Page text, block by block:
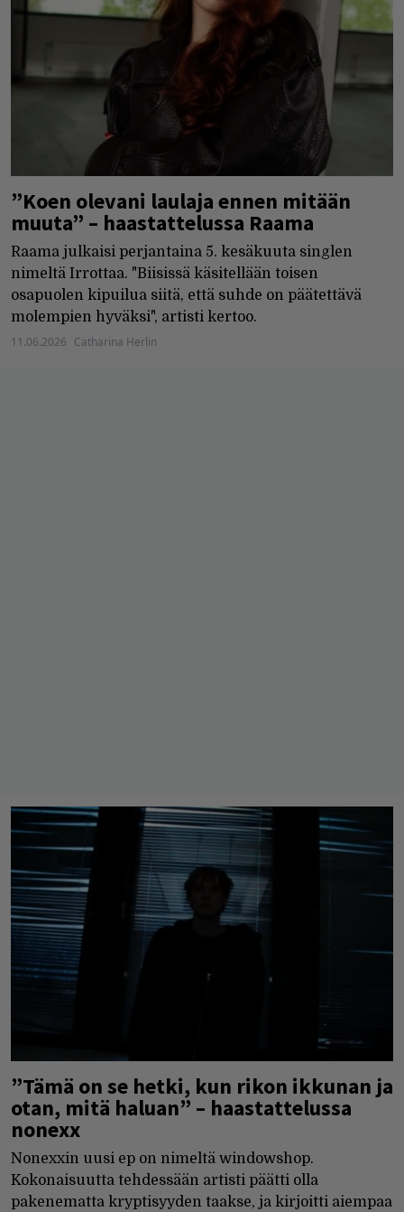
”Koen olevani laulaja ennen mitään
muuta” – haastattelussa Raama
Raama julkaisi perjantaina 5. kesäkuuta singlen
nimeltä Irrottaa. "Biisissä käsitellään toisen
osapuolen kipuilua siitä, että suhde on päätettävä
molempien hyväksi", artisti kertoo.
11.06.2026 Catharina Herlin
”Tämä on se hetki, kun rikon ikkunan ja
otan, mitä haluan” – haastattelussa
nonexx
Nonexxin uusi ep on nimeltä windowshop.
Kokonaisuutta tehdessään artisti päätti olla
pakenematta kryptisyyden taakse, ja kirjoitti aiempaa